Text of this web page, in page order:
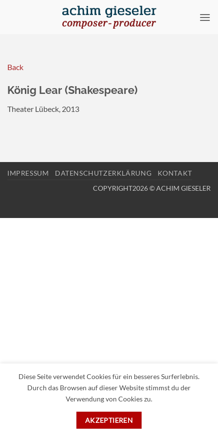
Back
König Lear (Shakespeare)
Theater Lübeck, 2013
IMPRESSUM DATENSCHUTZERKLÄRUNG
KONTAKT
COPYRIGHT2026 © ACHIM GIESELER
Diese Seite verwendet Cookies für ein besseres Surferlebnis.
Durch das Browsen auf dieser Website stimmst du der
Verwendung von Cookies zu.
AKZEPTIEREN